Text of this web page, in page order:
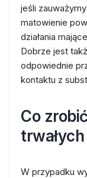
jeśli
matowienie
działania
Dobrze jest
odpowiednie
kontaktu z
Co
W przypadku